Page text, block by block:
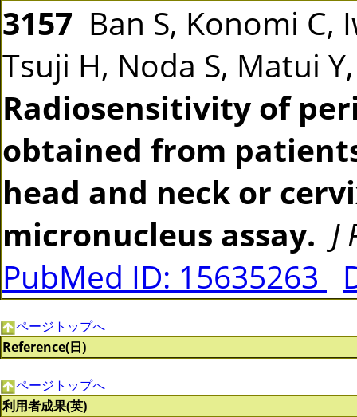
3157 Ban S, Konomi C,
Tsuji H, Noda S, Matui
Radiosensitivity of
obtained from
head and neck or
micronucleus assay. J
PubMed ID: 15635263
ページトップへ
Reference(日)
ページトップへ
利用者成果(英)